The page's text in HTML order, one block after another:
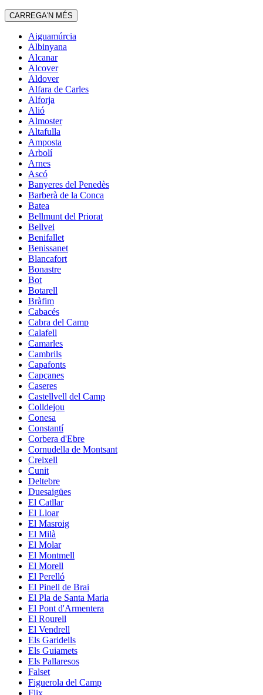
CARREGA'N MÉS
Aiguamúrcia
Albinyana
Alcanar
Alcover
Aldover
Alfara de Carles
Alforja
Alió
Almoster
Altafulla
Amposta
Arbolí
Arnes
Ascó
Banyeres del Penedès
Barberà de la Conca
Batea
Bellmunt del Priorat
Bellvei
Benifallet
Benissanet
Blancafort
Bonastre
Bot
Botarell
Bràfim
Cabacés
Cabra del Camp
Calafell
Camarles
Cambrils
Capafonts
Capçanes
Caseres
Castellvell del Camp
Colldejou
Conesa
Constantí
Corbera d'Ebre
Cornudella de Montsant
Creixell
Cunit
Deltebre
Duesaigües
El Catllar
El Lloar
El Masroig
El Milà
El Molar
El Montmell
El Morell
El Perelló
El Pinell de Brai
El Pla de Santa Maria
El Pont d'Armentera
El Rourell
El Vendrell
Els Garidells
Els Guiamets
Els Pallaresos
Falset
Figuerola del Camp
Flix